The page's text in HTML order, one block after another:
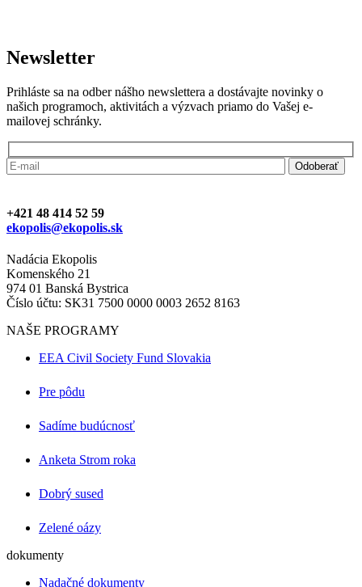
Newsletter
Prihláste sa na odber nášho newslettera a dostávajte novinky o
našich programoch, aktivitách a výzvach priamo do Vašej e-
mailovej schránky.
+421 48 414 52 59
ekopolis@ekopolis.sk
Nadácia Ekopolis
Komenského 21
974 01 Banská Bystrica
Číslo účtu: SK31 7500 0000 0003 2652 8163
NAŠE PROGRAMY
EEA Civil Society Fund Slovakia
Pre pôdu
Sadíme budúcnosť
Anketa Strom roka
Dobrý sused
Zelené oázy
dokumenty
Nadačné dokumenty